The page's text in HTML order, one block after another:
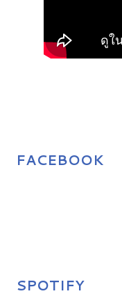
FACEBOOK
SPOTIFY